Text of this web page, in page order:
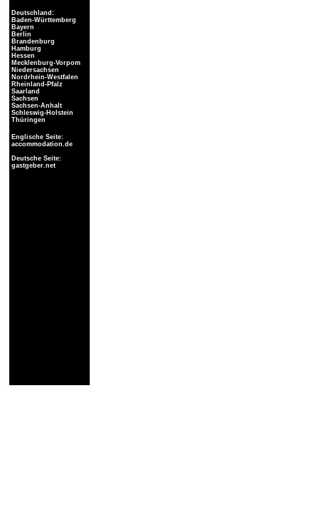
Deutschland:
Baden-Württemberg
Bayern
Berlin
Brandenburg
Hamburg
Hessen
Mecklenburg-Vorpom
Niedersachsen
Nordrhein-Westfalen
Rheinland-Pfalz
Saarland
Sachsen
Sachsen-Anhalt
Schleswig-Holstein
Thüringen
Englische Seite:
accommodation.de
Deutsche Seite:
gastgeber.net